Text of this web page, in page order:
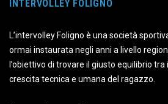
INTERVOLLEY FOLIGNO
L’intervolley Foligno è una società
ormai instaurata negli anni a livello
l’obiettivo di trovare il giusto equilibrio
crescita tecnica e umana del ragazzo.